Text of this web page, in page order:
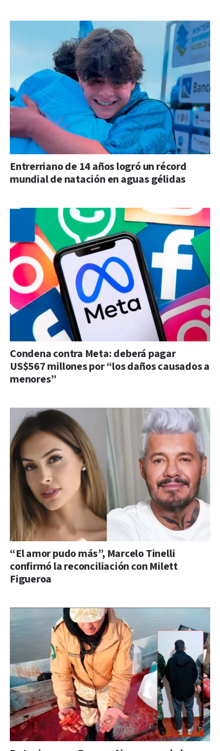
Entrerriano de 14 años logró un récord
mundial de natación en aguas gélidas
Condena contra Meta: deberá pagar
US$567 millones por “los daños causados a
menores”
“El amor pudo más”, Marcelo Tinelli
confirmó la reconciliación con Milett
Figueroa